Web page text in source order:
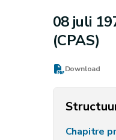
08 juli
(CPAS)
Download
Chapitre